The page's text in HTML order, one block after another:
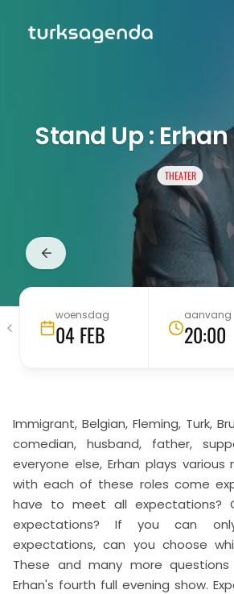
Stand Up :
THEATER
woensdag
04 FEB
aanvang
20:00
Immigrant, Belgian, Fleming, Turk,
comedian, husband, father,
everyone else, Erhan plays various
with each of these roles come
have to meet all expectations?
expectations? If you can
expectations, can you choose
These and many more
Erhan's fourth full evening show.